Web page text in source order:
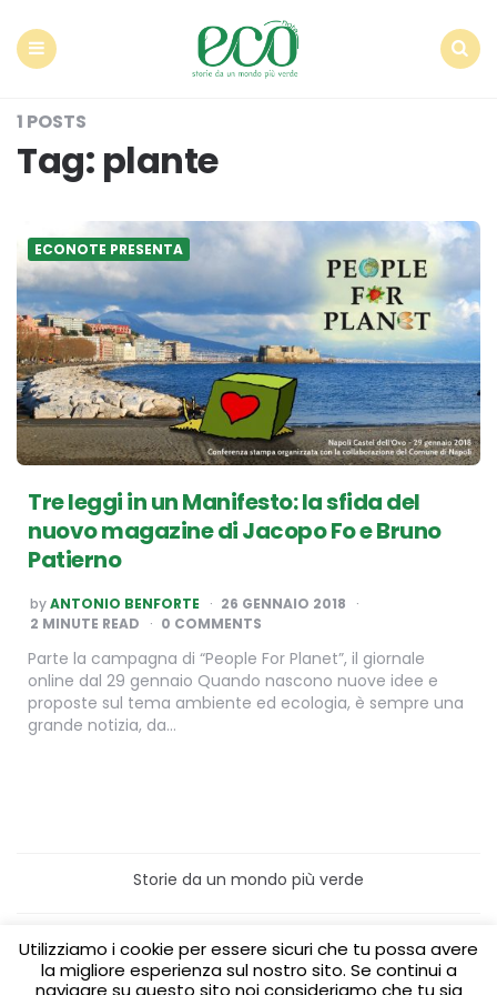
1 POSTS
Tag: plante
ECONOTE PRESENTA
Tre leggi in un Manifesto: la sfida del
nuovo magazine di Jacopo Fo e Bruno
Patierno
POSTED
BY
byANTONIO BENFORTE
26 GENNAIO 2018
2 MINUTE READ 0 COMMENTS
Parte la campagna di “People For Planet”, il giornale
online dal 29 gennaio Quando nascono nuove idee e
proposte sul tema ambiente ed ecologia, è sempre una
grande notizia, da…
Storie da un mondo più verde
Home
Turismo sostenibile
Laboratori/Visite per le scuole
Green content per aziende Media Partner
Utilizziamo i cookie per essere sicuri che tu possa avere
la migliore esperienza sul nostro sito. Se continui a
navigare su questo sito noi consideriamo che tu sia